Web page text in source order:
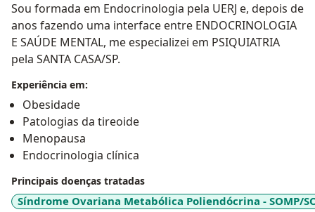
Sou formada em Endocrinologia pela UERJ e, depois de
anos fazendo uma interface entre ENDOCRINOLOGIA
E SAÚDE MENTAL, me especializei em PSIQUIATRIA
pela SANTA CASA/SP.
Experiência em:
Obesidade
Patologias da tireoide
Menopausa
Endocrinologia clínica
Principais doenças tratadas
Síndrome Ovariana Metabólica Poliendócrina - SOMP/